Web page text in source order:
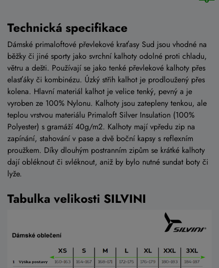
Technická specifikace
Dámské primaloftové převlekové kraťasy Sud jsou vhodné na
běžky či jiné sporty jako svrchní kalhoty odolné proti chladu,
větru a dešti. Používají se jako tenké převlekové kalhoty přes
elasťáky či kombinézu. Úzký střih kalhot je prodloužený přes
kolena. Hlavní materiál kalhot je velice tenký, pevný a je
vyroben ze 100% Nylonu. Kalhoty jsou zatepleny tenkou, ale
teplou vrstvou materiálu Primaloft Silver Insulation (100%
Polyester) s gramáží 40g/m2. Kalhoty mají vpředu zip na
zapínání, stahování v pase a dvě boční kapsy s reflexním
proužkem. Díky dlouhým postranním zipům se krátké kalhoty
dají obléknout či svléknout, aniž by bylo nutné sundat boty či
lyže.
Tabulka velikosti SILVINI